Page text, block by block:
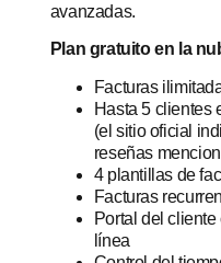
avanzadas.
Plan gratuito en la
Facturas
Hasta 5 clientes
(el sitio oficial
reseñas
4 plantillas de
Facturas
Portal del
línea